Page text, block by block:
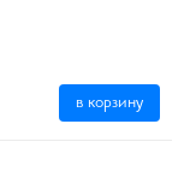
в корзину